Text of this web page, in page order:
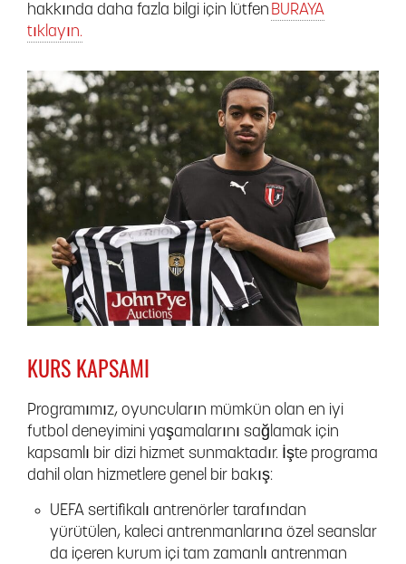
hakkında daha fazla bilgi için lütfen BURAYA
tıklayın.
KURS KAPSAMI
Programımız, oyuncuların mümkün olan en iyi
futbol deneyimini yaşamalarını sağlamak için
kapsamlı bir dizi hizmet sunmaktadır. İşte programa
dahil olan hizmetlere genel bir bakış:
UEFA sertifikalı antrenörler tarafından
yürütülen, kaleci antrenmanlarına özel seanslar
da içeren kurum içi tam zamanlı antrenman